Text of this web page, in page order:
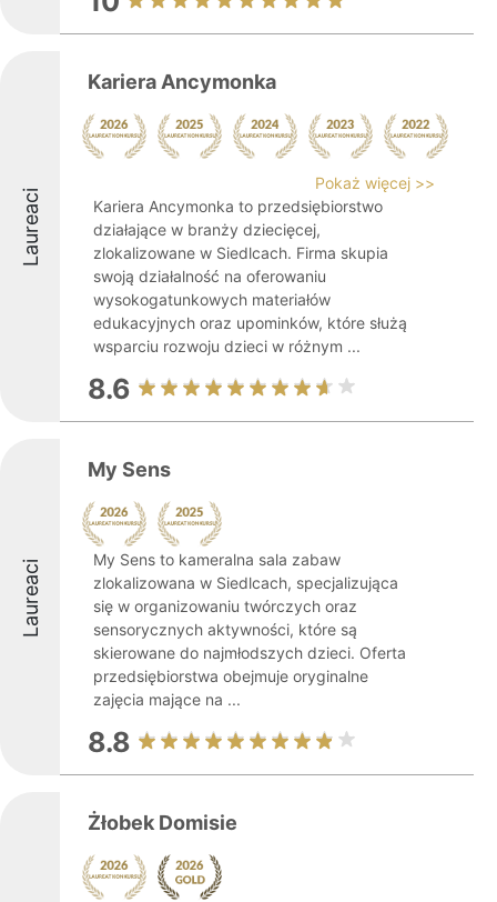
Laureaci
Kariera Ancymonka
Pokaż więcej >>
Kariera Ancymonka to przedsiębiorstwo
działające w branży dziecięcej,
zlokalizowane w Siedlcach. Firma skupia
swoją działalność na oferowaniu
wysokogatunkowych materiałów
edukacyjnych oraz upominków, które służą
wsparciu rozwoju dzieci w różnym ...
8.6
Laureaci
My Sens
My Sens to kameralna sala zabaw
zlokalizowana w Siedlcach, specjalizująca
się w organizowaniu twórczych oraz
sensorycznych aktywności, które są
skierowane do najmłodszych dzieci. Oferta
przedsiębiorstwa obejmuje oryginalne
zajęcia mające na ...
8.8
Żłobek Domisie